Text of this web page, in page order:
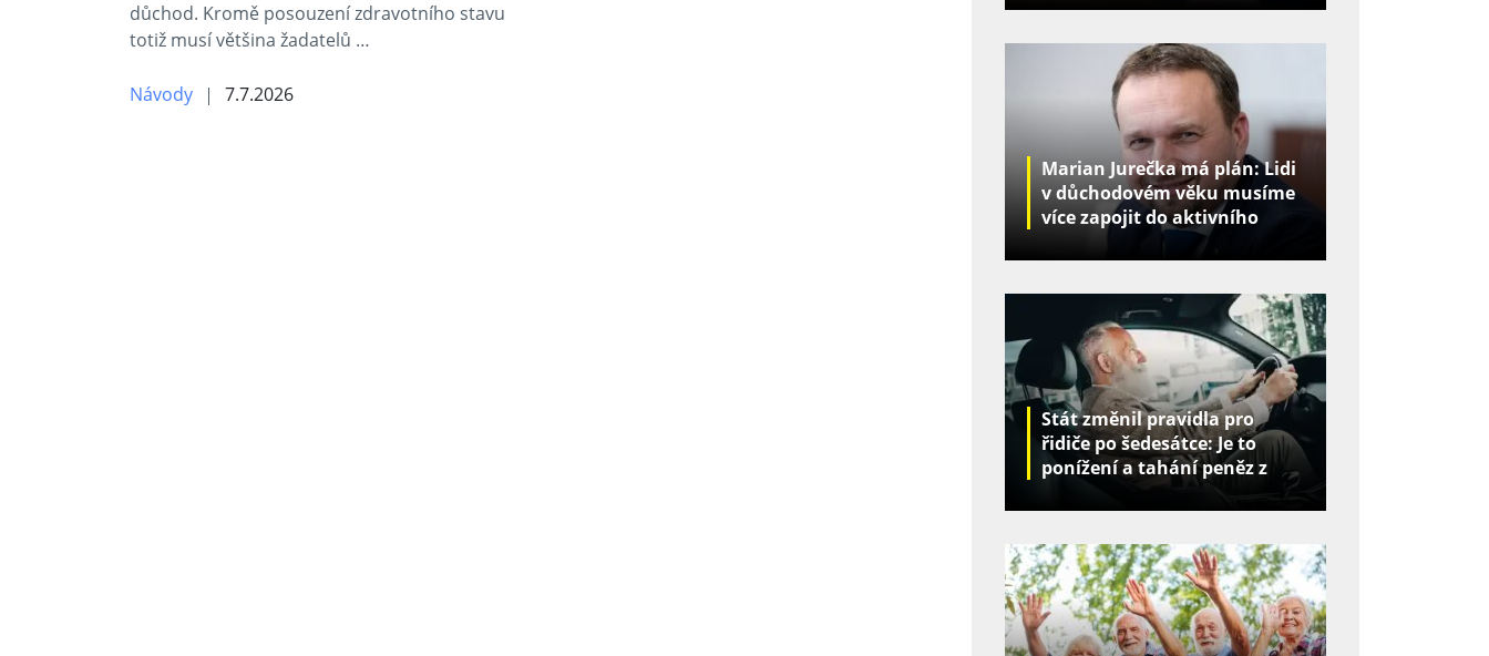
důchod. Kromě posouzení zdravotního stavu
totiž musí většina žadatelů …
Návody 7.7.2026
Marian Jurečka má plán: Lidi
v důchodovém věku musíme
více zapojit do aktivního
Stát změnil pravidla pro
řidiče po šedesátce: Je to
ponížení a tahání peněz z